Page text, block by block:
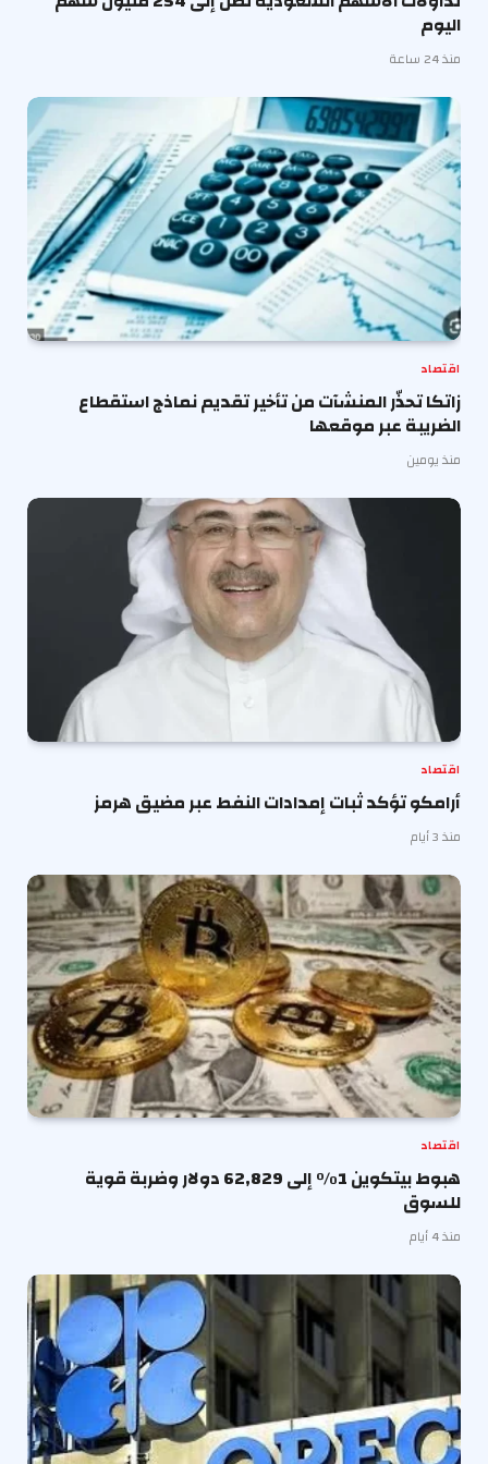
اليوم
منذ 24 ساعة
اقتصاد
زاتكا تحذّر المنشآت من تأخير تقديم نماذج استقطاع
الضريبة عبر موقعها
منذ يومين
اقتصاد
أرامكو تؤكد ثبات إمدادات النفط عبر مضيق هرمز
منذ 3 أيام
اقتصاد
هبوط بيتكوين 1% إلى 62,829 دولار وضربة قوية
للسوق
منذ 4 أيام